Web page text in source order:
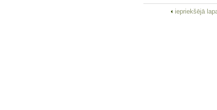
iepriekšējā